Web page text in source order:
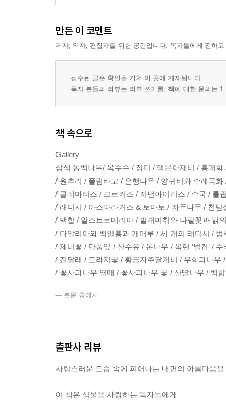
만든 이 코멘트
저자, 역자, 편집자를 위한 공간입니다. 독자들에게 전하
접수된 글은 확인을 거쳐 이 곳에 게재됩니다.
독자 분들의 리뷰는 리뷰 쓰기를, 책에 대한 문의는
책 속으로
Gallery
삼색 동백나무/ 옥수수 / 장미 / 맥문아재비 / 홍매
/ 원추리 / 플럼바고 / 은행나무 / 양귀비와 수레국
/ 클레마티스 / 크로커스 / 저먼아이리스 / 수국 / 튤
/ 래디시 / 아스파라거스 & 토마토 / 자두나무 / 천
/ 백합 / 알스트로메리아 / 벌개미취와 나팔꽃과 닭
/ 다알리아와 백일홍과 개머루 / 세 개의 래디시 / 범
/ 제비꽃 / 단풍잎 / 산수유 / 돈나무 / 목련 ‘벌컨’ / 수
/ 진달래 / 도라지꽃 / 황금자주달개비 / 무화과나무
/ 꽃사과나무 열매 / 꽃사과나무 꽃 / 산딸나무 / 백
--- 본문 중에서
출판사 리뷰
사랑스러운 모습 속에 피어나는 내면의 아름다움
이 책은 식물을 사랑하는 독자들에게